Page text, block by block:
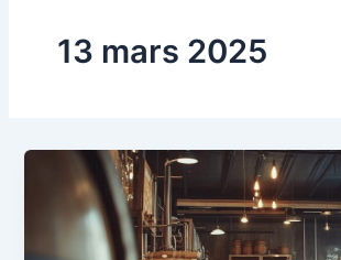
13 mars 2025